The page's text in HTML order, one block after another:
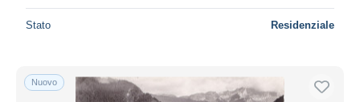
Stato Residenziale
Nuovo